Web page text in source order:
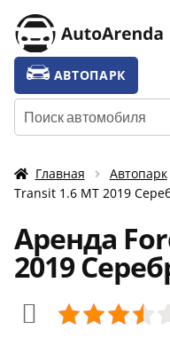
Перейти
к
навигации
Перейти
к
содержимому
УСЛУГИ
ТАРИФЫ
УСЛОВИЯ АРЕНДЫ
АКЦИИ
АВТОПАРК
Искать:
Главная Автопарк
Тransit 1.6 МТ 2019
Аренда
2019